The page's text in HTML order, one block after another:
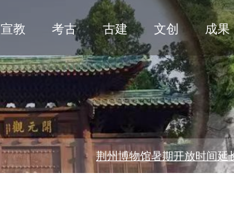
宣教 考古 古建 文创 成果
荆州博物馆暑期开放时间延长公告